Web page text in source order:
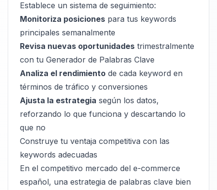
Establece un sistema de seguimiento:
Monitoriza posiciones para tus keywords
principales semanalmente
Revisa nuevas oportunidades trimestralmente
con tu Generador de Palabras Clave
Analiza el rendimiento de cada keyword en
términos de tráfico y conversiones
Ajusta la estrategia según los datos,
reforzando lo que funciona y descartando lo
que no
Construye tu ventaja competitiva con las
keywords adecuadas
En el competitivo mercado del e-commerce
español, una estrategia de palabras clave bien